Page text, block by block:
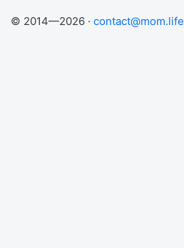
© 2014—2026 · contact@mom.life